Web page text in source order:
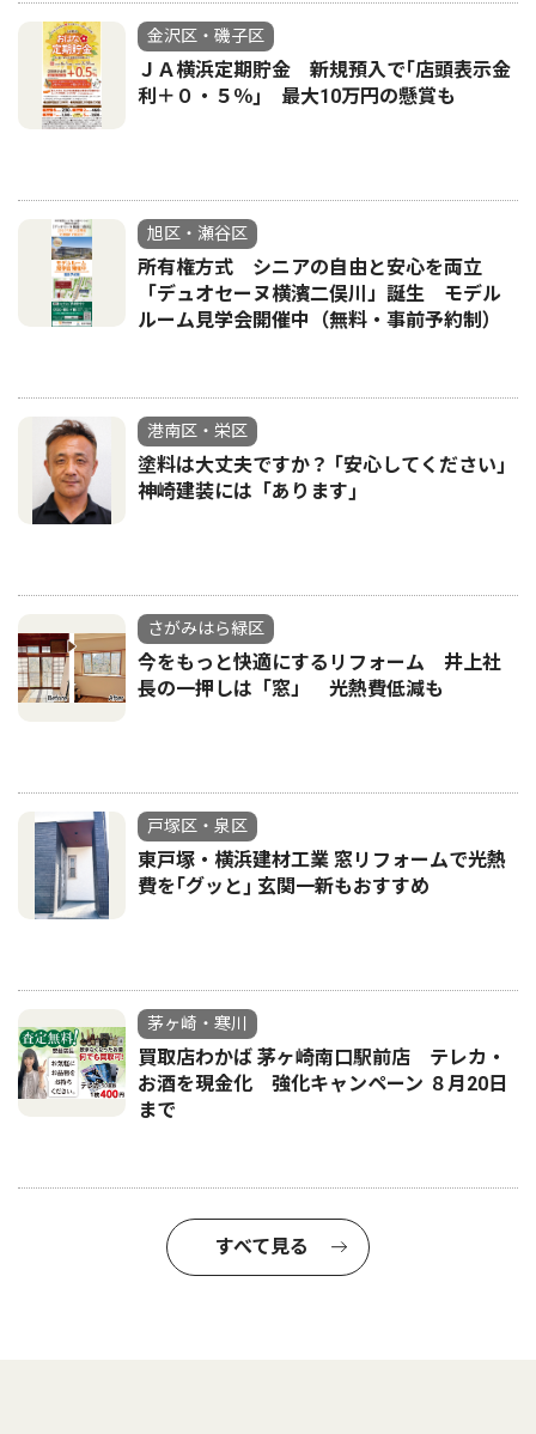
金沢区・磯子区
ＪＡ横浜定期貯金 新規預入で｢店頭表示金
利＋０・５％｣ 最大10万円の懸賞も
旭区・瀬谷区
所有権方式 シニアの自由と安心を両立
「デュオセーヌ横濱二俣川」誕生 モデル
ルーム見学会開催中（無料・事前予約制）
港南区・栄区
塗料は大丈夫ですか？ ｢安心してください｣
神崎建装には「あります｣
さがみはら緑区
今をもっと快適にするリフォーム 井上社
長の一押しは「窓」 光熱費低減も
戸塚区・泉区
東戸塚・横浜建材工業 窓リフォームで光熱
費を｢グッと｣ 玄関一新もおすすめ
茅ヶ崎・寒川
買取店わかば 茅ヶ崎南口駅前店 テレカ・
お酒を現金化 強化キャンペーン ８月20日
まで
すべて見る